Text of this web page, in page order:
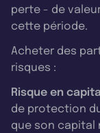
perte - de
cette période.
Acheter des
risques :
Risque en
de protection
que son capital